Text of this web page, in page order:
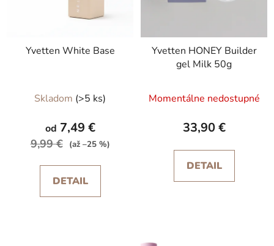
Yvetten White Base
hodnotenie
produktu
je
5
Skladom (>5 ks)
od 7,49 €
9,99 € (až –25 %)
DETAIL
Yvetten HONEY Builder
gel Milk 50g
hodnotenie
produktu
5,0
z
Momentálne nedostupné
33,90 €
DETAIL